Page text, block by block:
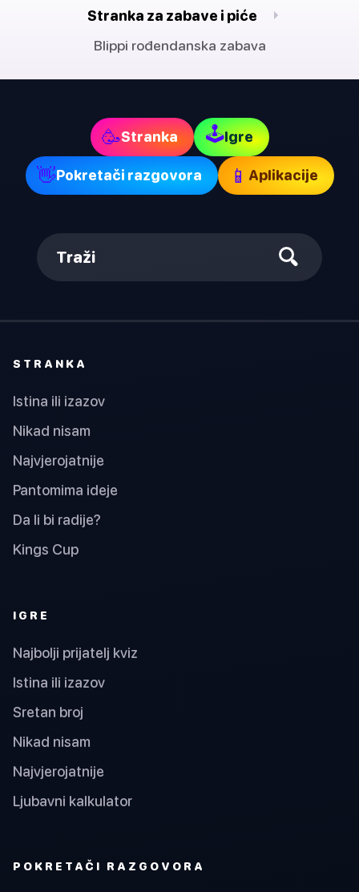
Stranka za zabave i piće
Blippi rođendanska zabava
🥳Stranka 🕹Igre
👋Pokretači razgovora 📱 Aplikacije
Traži
STRANKA
Istina ili izazov
Nikad nisam
Najvjerojatnije
Pantomima ideje
Da li bi radije?
Kings Cup
IGRE
Najbolji prijatelj kviz
Istina ili izazov
Sretan broj
Nikad nisam
Najvjerojatnije
Ljubavni kalkulator
POKRETAČI RAZGOVORA